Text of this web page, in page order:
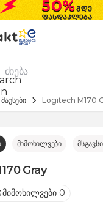
მაუსები Logitech M170
მიმოხილვები
Gray
მიმოხილვები 0